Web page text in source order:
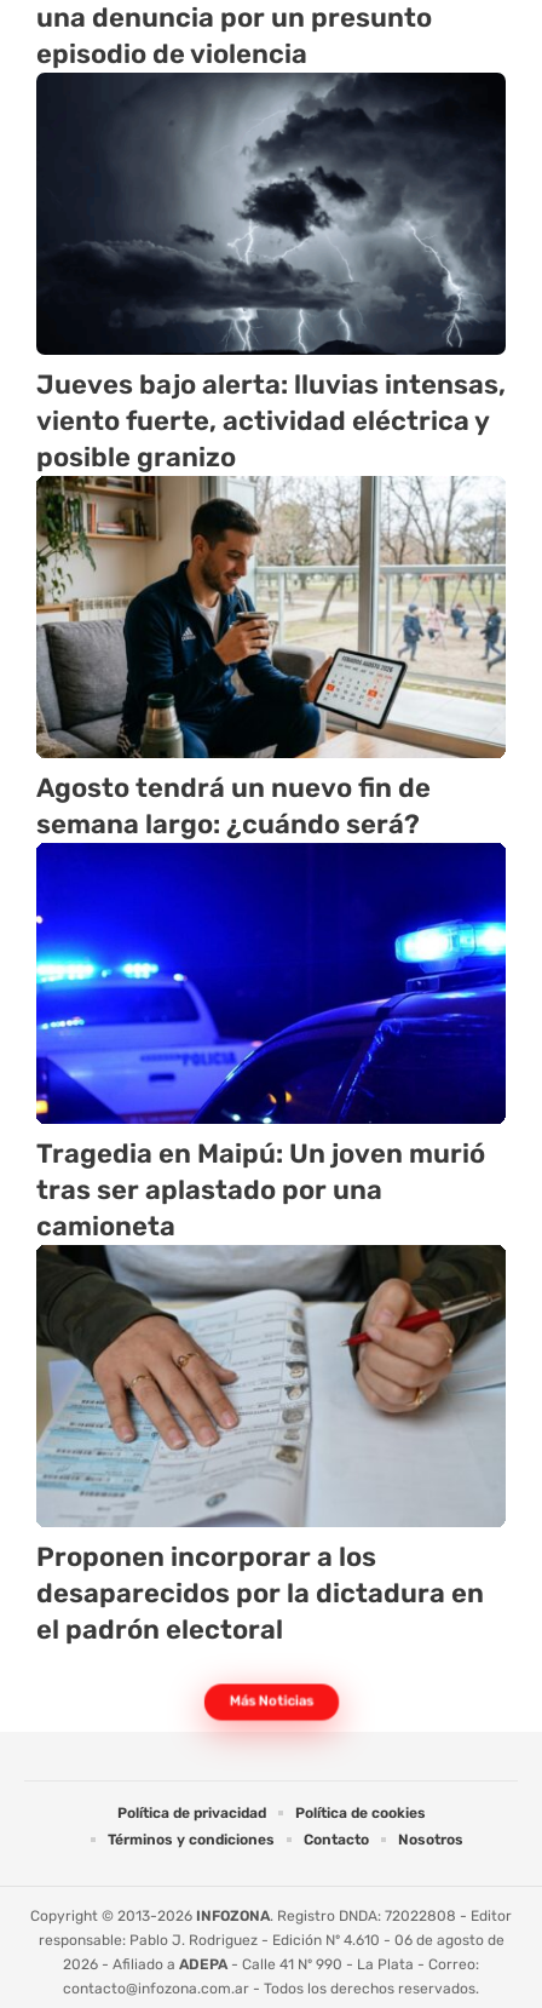
una denuncia por un presunto
episodio de violencia
Jueves bajo alerta: lluvias intensas,
viento fuerte, actividad eléctrica y
posible granizo
Agosto tendrá un nuevo fin de
semana largo: ¿cuándo será?
Tragedia en Maipú: Un joven murió
tras ser aplastado por una
camioneta
Proponen incorporar a los
desaparecidos por la dictadura en
el padrón electoral
Más Noticias
Política de privacidad
Política de cookies
Términos y condiciones
Contacto Nosotros
Copyright © 2013-2026 INFOZONA. Registro DNDA: 72022808 - Editor
responsable: Pablo J. Rodriguez - Edición Nº 4.610 - 06 de agosto de
2026 - Afiliado a ADEPA- Calle 41 Nº 990 - La Plata - Correo:
contacto@infozona.com.ar - Todos los derechos reservados.